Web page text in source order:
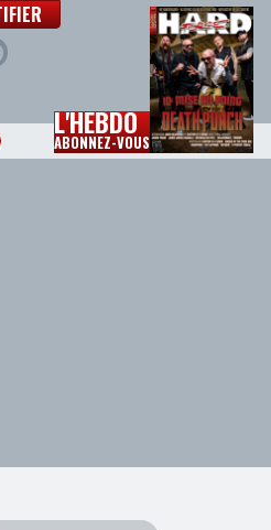
L'HEBDO
ABONNEZ-VOUS